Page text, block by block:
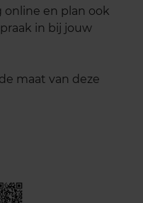
online en plan ook
in bij jouw
maat van deze